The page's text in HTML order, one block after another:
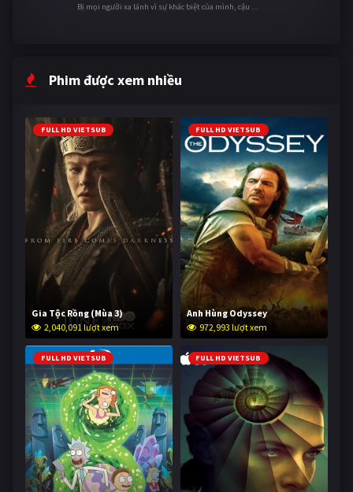
Bị mọi người xa lánh vì sự khác biệt của mình, cậu ...
Phim được xem nhiều
FULL HD VIETSUB
Gia Tộc Rồng (Mùa 3)
2,040,091 lượt xem
FULL HD VIETSUB
Anh Hùng Odyssey
972,993 lượt xem
FULL HD VIETSUB FULL HD VIETSUB